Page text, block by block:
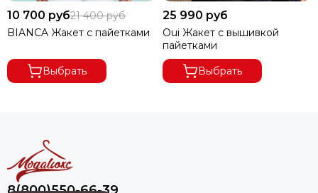
Из хлопка
Из экокожи
Укороченные
В клетку
С кружевом
Гусиные лапки
Без воротника
10 700 руб21 400 руб
BIANCA Жакет с пайетками
Выбрать
25 990 руб
Oui Жакет с вышивкой
пайетками
Выбрать